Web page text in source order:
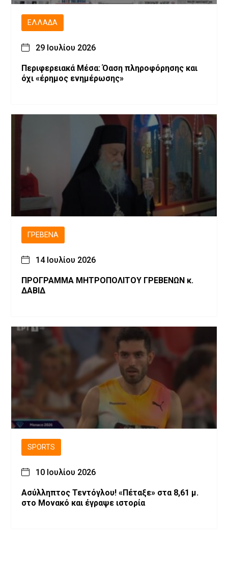
ΕΛΛΆΔΑ
29 Ιουλίου 2026
Περιφερειακά Μέσα: Όαση πληροφόρησης και
όχι «έρημος ενημέρωσης»
ΓΡΕΒΕΝΆ
14 Ιουλίου 2026
ΠΡΟΓΡΑΜΜΑ ΜΗΤΡΟΠΟΛΙΤΟΥ ΓΡΕΒΕΝΩΝ κ.
ΔΑΒΙΔ
SPORTS
10 Ιουλίου 2026
Ασύλληπτος Τεντόγλου! «Πέταξε» στα 8,61 μ.
στο Μονακό και έγραψε ιστορία